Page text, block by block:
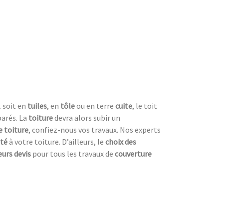
soit en tuiles, en tôleou en terre cuite, le toit
La toituredevra alors subir un
toiture, confiez-nous vos travaux. Nos experts
à votre toiture. D’ailleurs, le choix des
devis pour tous les travaux de couverture